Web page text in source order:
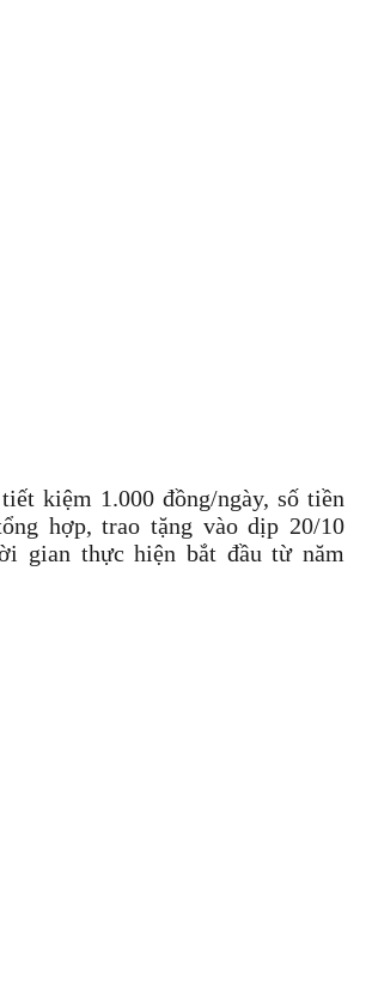
kiệm 1.000 đồng/ngày, số tiền
hợp, trao tặng vào dịp 20/10
gian thực hiện bắt đầu từ năm